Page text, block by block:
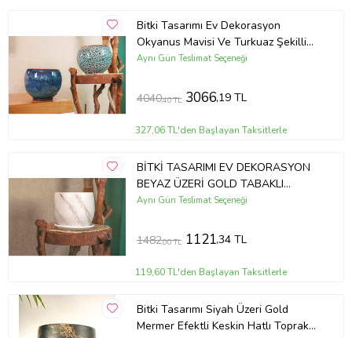
Bitki Tasarımı Ev Dekorasyon
Okyanus Mavisi Ve Turkuaz Şekilli
Artistik Çift Sırlı İç Ve Dış Mekan
Saksılık Salon Çiçeklik İkili Set
Aynı Gün Teslimat Seçeneği
4040,40 TL 3066,19 TL
327,06 TL'den Başlayan Taksitlerle
BİTKİ TASARIMI EV DEKORASYON
BEYAZ ÜZERİ GOLD TABAKLI
TERRACOTA TOPRAK SAKSI
Aynı Gün Teslimat Seçeneği
1482,00 TL 1121,34 TL
119,60 TL'den Başlayan Taksitlerle
Bitki Tasarımı Siyah Üzeri Gold
Mermer Efektli Keskin Hatlı Toprak